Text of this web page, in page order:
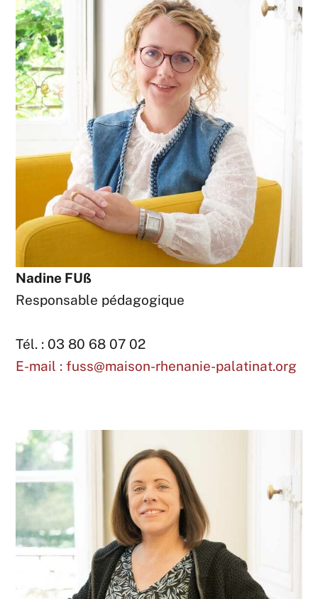
Nadine FUß
Responsable pédagogique
Tél. : 03 80 68 07 02
E-mail : fuss@maison-rhenanie-palatinat.org